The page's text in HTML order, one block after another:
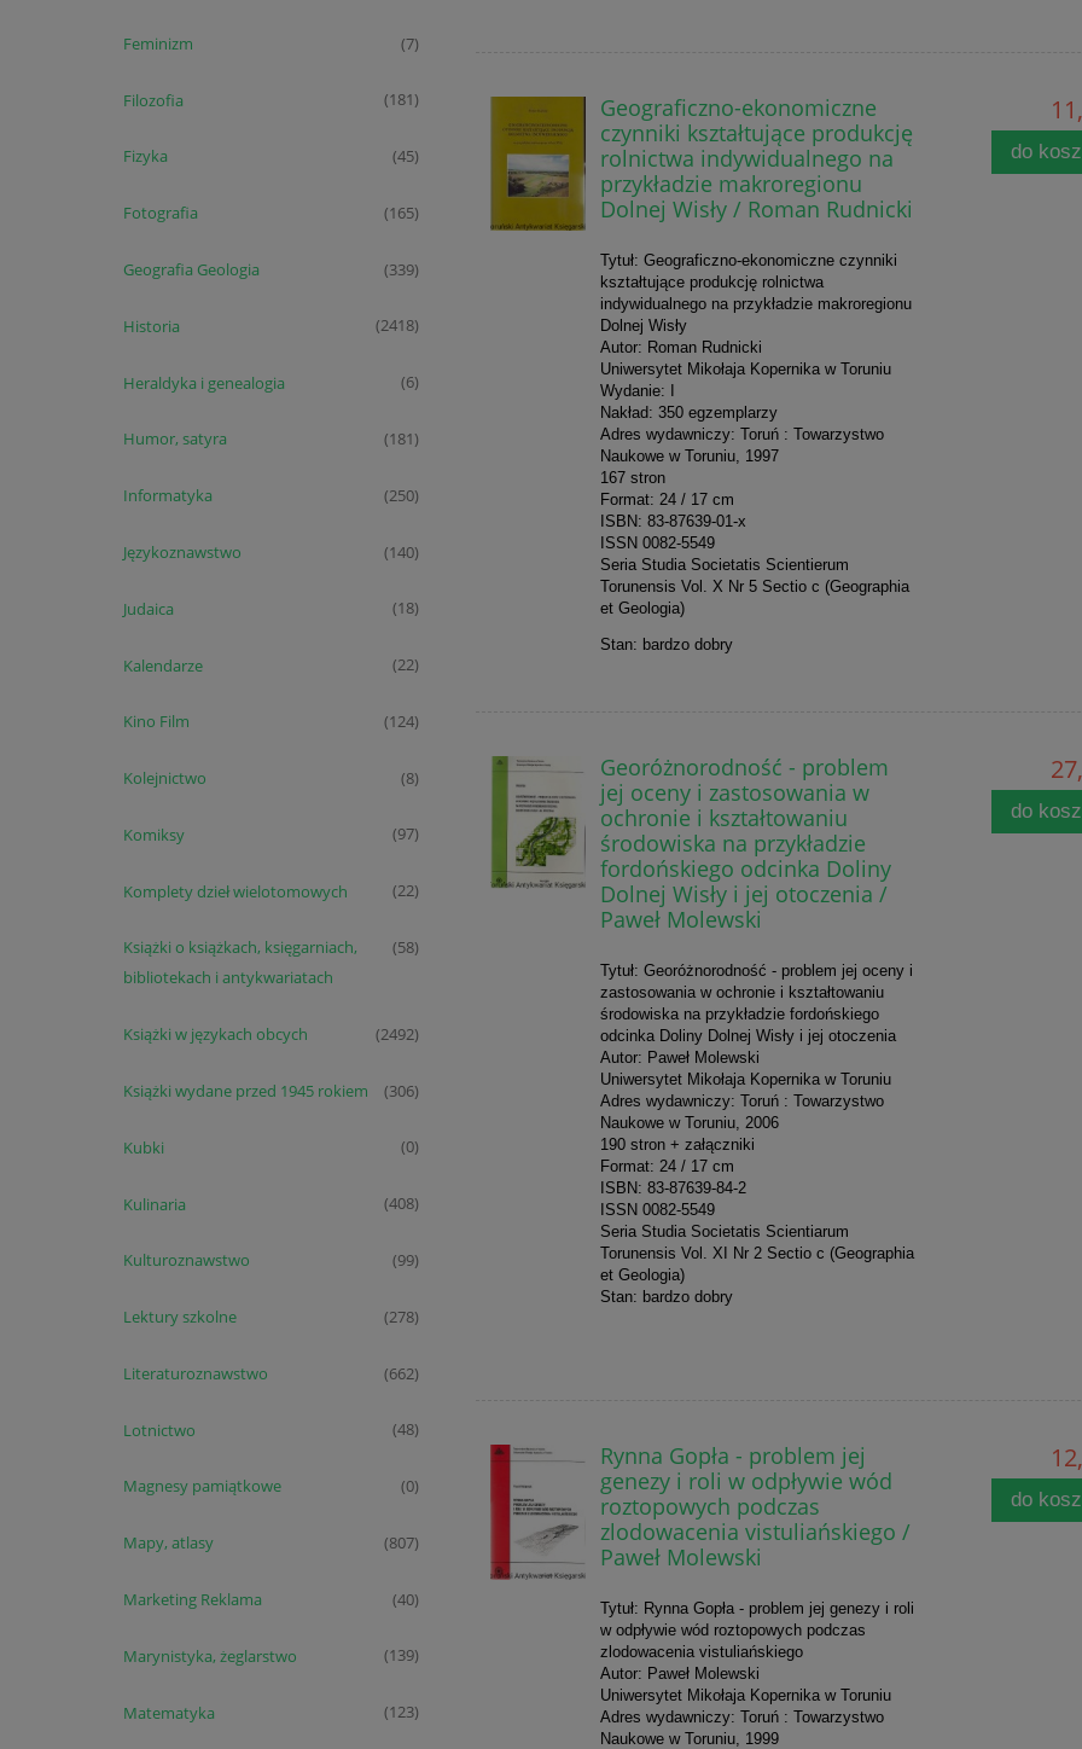
Feminizm (7)
Filozofia (181)
Fizyka (45)
Fotografia (165)
Geografia Geologia (339)
Historia (2418)
Heraldyka i genealogia (6)
Humor, satyra (181)
Informatyka (250)
Językoznawstwo (140)
Judaica (18)
Kalendarze (22)
Kino Film (124)
Kolejnictwo (8)
Komiksy (97)
Komplety dzieł wielotomowych (22)
Książki o książkach, księgarniach,
bibliotekach i antykwariatach
(58)
Książki w językach obcych (2492)
Książki wydane przed 1945 rokiem (306)
Kubki (0)
Kulinaria (408)
Kulturoznawstwo (99)
Lektury szkolne (278)
Literaturoznawstwo (662)
Lotnictwo (48)
Magnesy pamiątkowe (0)
Mapy, atlasy (807)
Marketing Reklama (40)
Marynistyka, żeglarstwo (139)
Matematyka (123)
Geograficzno-ekonomiczne
czynniki kształtujące produkcję
rolnictwa indywidualnego na
przykładzie makroregionu
Dolnej Wisły / Roman Rudnicki
Tytuł: Geograficzno-ekonomiczne czynniki
kształtujące produkcję rolnictwa
indywidualnego na przykładzie makroregionu
Dolnej Wisły
Autor: Roman Rudnicki
Uniwersytet Mikołaja Kopernika w Toruniu
Wydanie: I
Nakład: 350 egzemplarzy
Adres wydawniczy: Toruń : Towarzystwo
Naukowe w Toruniu, 1997
167 stron
Format: 24 / 17 cm
ISBN: 83-87639-01-x
ISSN 0082-5549
Seria Studia Societatis Scientierum
Torunensis Vol. X Nr 5 Sectio c (Geographia
et Geologia)
Stan: bardzo dobry
do
Georóżnorodność - problem
jej oceny i zastosowania w
ochronie i kształtowaniu
środowiska na przykładzie
fordońskiego odcinka Doliny
Dolnej Wisły i jej otoczenia /
Paweł Molewski
Tytuł: Georóżnorodność - problem jej oceny i
zastosowania w ochronie i kształtowaniu
środowiska na przykładzie fordońskiego
odcinka Doliny Dolnej Wisły i jej otoczenia
Autor: Paweł Molewski
Uniwersytet Mikołaja Kopernika w Toruniu
Adres wydawniczy: Toruń : Towarzystwo
Naukowe w Toruniu, 2006
190 stron + załączniki
Format: 24 / 17 cm
ISBN: 83-87639-84-2
ISSN 0082-5549
Seria Studia Societatis Scientiarum
Torunensis Vol. XI Nr 2 Sectio c (Geographia
et Geologia)
Stan: bardzo dobry
do
Rynna Gopła - problem jej
genezy i roli w odpływie wód
roztopowych podczas
zlodowacenia vistuliańskiego /
Paweł Molewski
Tytuł: Rynna Gopła - problem jej genezy i roli
w odpływie wód roztopowych podczas
zlodowacenia vistuliańskiego
Autor: Paweł Molewski
Uniwersytet Mikołaja Kopernika w Toruniu
Adres wydawniczy: Toruń : Towarzystwo
Naukowe w Toruniu, 1999
do